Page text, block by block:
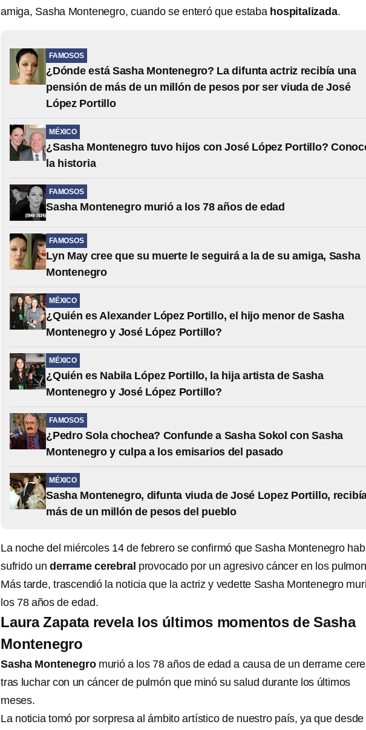
amiga, Sasha Montenegro, cuando se enteró que estaba hospitalizada.
FAMOSOS
¿Dónde está Sasha Montenegro? La difunta actriz recibía una
pensión de más de un millón de pesos por ser viuda de José
López Portillo
MÉXICO
¿Sasha Montenegro tuvo hijos con José López Portillo?
la historia
FAMOSOS
Sasha Montenegro murió a los 78 años de edad
FAMOSOS
Lyn May cree que su muerte le seguirá a la de su amiga, Sasha
Montenegro
MÉXICO
¿Quién es Alexander López Portillo, el hijo menor de Sasha
Montenegro y José López Portillo?
MÉXICO
¿Quién es Nabila López Portillo, la hija artista de Sasha
Montenegro y José López Portillo?
FAMOSOS
¿Pedro Sola chochea? Confunde a Sasha Sokol con Sasha
Montenegro y culpa a los emisarios del pasado
MÉXICO
Sasha Montenegro, difunta viuda de José Lopez Portillo,
más de un millón de pesos del pueblo
La noche del miércoles 14 de febrero se confirmó que Sasha Montenegro
sufrido underrame cerebral provocado por un agresivo cáncer en los
Más tarde, trascendió la noticia que la actriz y vedette Sasha Montenegro
los 78 años de edad.
Laura Zapata revela los últimos momentos de Sasha
Montenegro
Sasha Montenegromurió a los 78 años de edad a causa de un derrame
tras luchar con un cáncer de pulmón que minó su salud durante los últimos
meses.
La noticia tomó por sorpresa al ámbito artístico de nuestro país, ya que desde